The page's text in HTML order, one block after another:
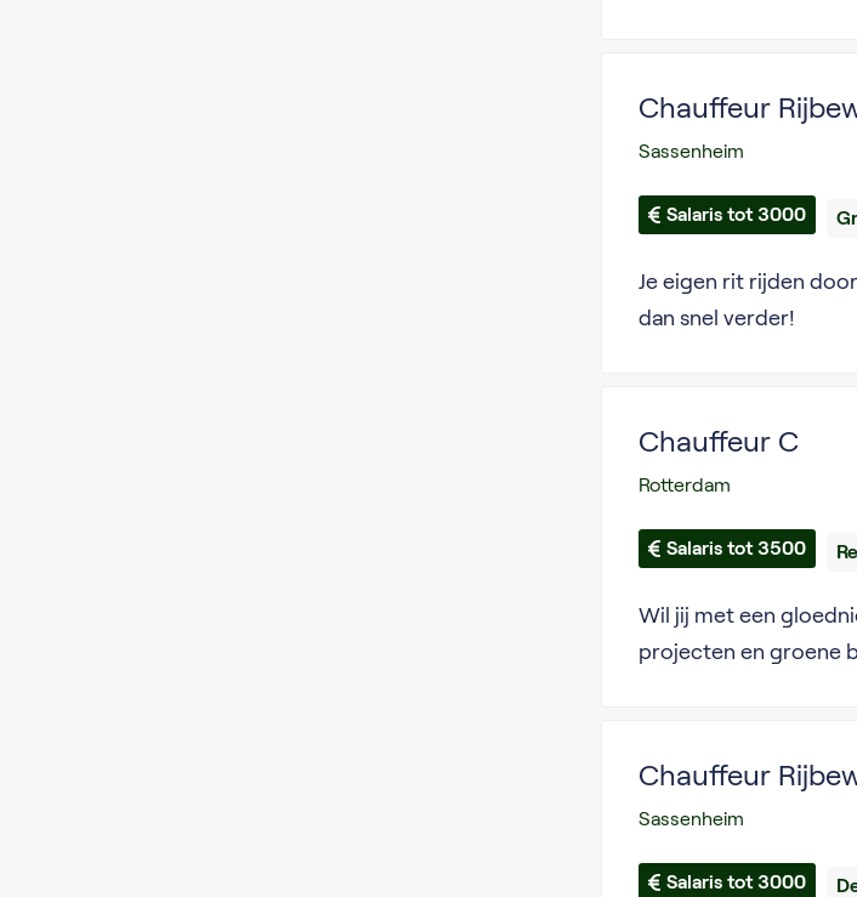
Chauffeur
Sassenheim
Salaris tot 3000
Je eigen rit rijden
dan snel verder!
Chauffeur C
Rotterdam
Salaris tot 3500
Wil jij met een
projecten en groene
Chauffeur
Sassenheim
Salaris tot 3000